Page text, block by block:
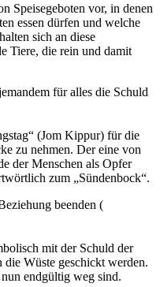
Speisegeboten vor, in denen
essen dürfen und welche
sich an diese
Tiere, die rein und damit
für alles die Schuld
(Jom Kippur) für die
zu nehmen. Der eine von
der Menschen als Opfer
zum „Sündenbock“.
beenden (
mit der Schuld der
die Wüste geschickt werden.
endgültig weg sind.